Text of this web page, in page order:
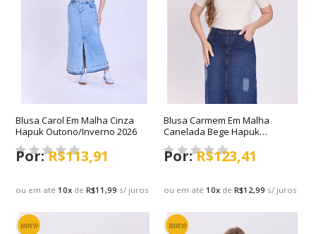
Blusa Carol Em Malha Cinza
Hapuk Outono/Inverno 2026
ou em até10x deR$11,99 s/ juros
R$113,91
Blusa Carmem Em Malha
Canelada Bege Hapuk
Outono/Inverno 2026
ou em até10x deR$12,99 s/ juros
R$123,41
novo novo